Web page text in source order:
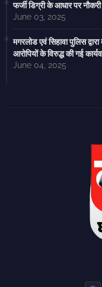
फर्जी डिग्री के आधार पर
June 03, 2025
मगरलोड एवं सिहावा पुलिस
आरोपियों के विरुद्ध की गई
June 04, 2025